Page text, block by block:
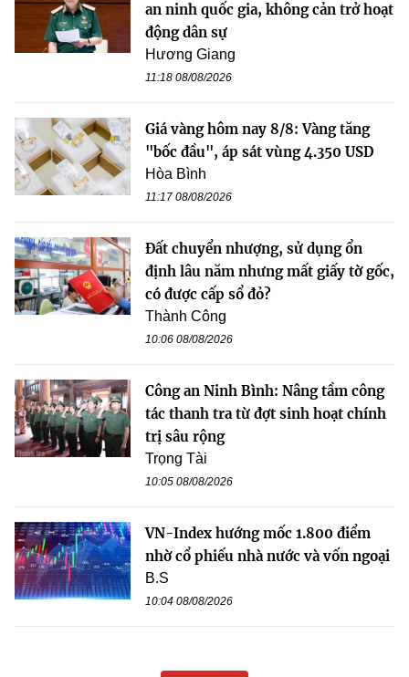
an ninh quốc gia, không cản trở hoạt
động dân sự
Hương Giang
11:18 08/08/2026
Giá vàng hôm nay 8/8: Vàng tăng
"bốc đầu", áp sát vùng 4.350 USD
Hòa Bình
11:17 08/08/2026
Đất chuyển nhượng, sử dụng ổn
định lâu năm nhưng mất giấy tờ gốc,
có được cấp sổ đỏ?
Thành Công
10:06 08/08/2026
Công an Ninh Bình: Nâng tầm công
tác thanh tra từ đợt sinh hoạt chính
trị sâu rộng
Trọng Tài
10:05 08/08/2026
VN-Index hướng mốc 1.800 điểm
nhờ cổ phiếu nhà nước và vốn ngoại
B.S
10:04 08/08/2026